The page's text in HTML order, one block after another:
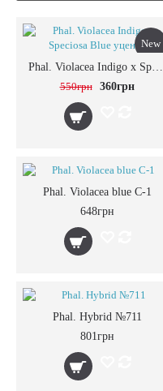
New
Phal. Violacea Indigo x Speciosa Blue уценка
550грн
360грн
Phal. Violacea blue C-1
648грн
Phal. Hybrid №711
801грн